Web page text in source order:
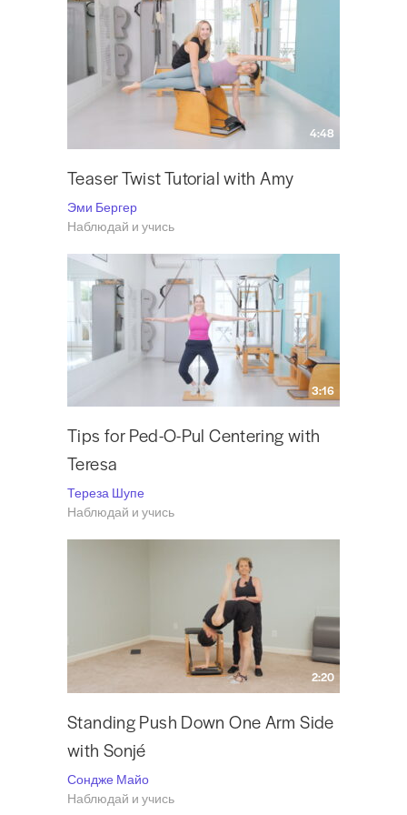
4:48
Teaser Twist Tutorial with Amy
Эми Бергер
Наблюдай и учись
3:16
Tips for Ped-O-Pul Centering with
Teresa
Тереза Шупе
Наблюдай и учись
2:20
Standing Push Down One Arm Side
with Sonjé
Сондже Майо
Наблюдай и учись